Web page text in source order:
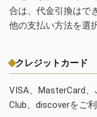
合は、代金引換はで
他の支払い方法を選
クレジットカード
VISA、MasterCard、
Club、discoverをご